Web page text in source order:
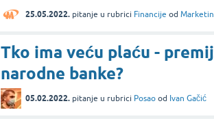
25.05.2022. pitanje u rubrici Financije od
Tko ima veću plaću -
narodne banke?
05.02.2022. pitanje u rubrici Posao od Ivan Gačić